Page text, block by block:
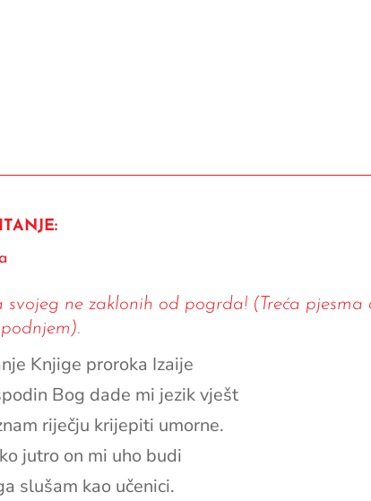
svojeg ne zaklonih od pogrda! (Treća pjesma
Knjige proroka Izaije
Bog dade mi jezik vješt
riječju krijepiti umorne.
jutro on mi uho budi
slušam kao učenici.